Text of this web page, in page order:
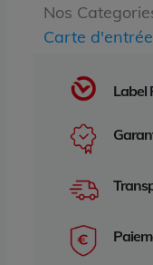
Nos
Carte
Label